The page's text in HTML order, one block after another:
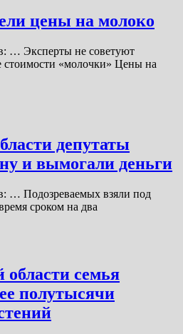
цены на молоко
… Эксперты не советуют
стоимости «молочки» Цены на
депутаты
и вымогали деньги
… Подозреваемых взяли под
сроком на два
области семья
полутысячи